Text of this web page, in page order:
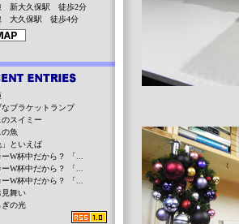
新大久保駅 徒歩2分
大久保駅 徒歩4分
なブラケットランプ
のスイミー
の魚
」といえば
W杯中だから？ 「...
W杯中だから？ 「...
W杯中だから？ 「...
見舞い
ぎの光